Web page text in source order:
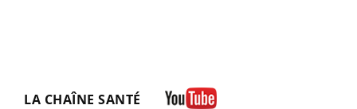
LA CHAÎNE SANTÉ